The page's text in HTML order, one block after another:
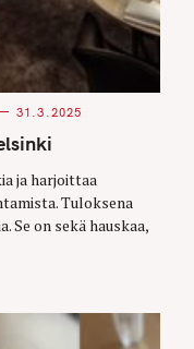
31.3.2025
ja harjoittaa
Tuloksena
Se on sekä hauskaa,